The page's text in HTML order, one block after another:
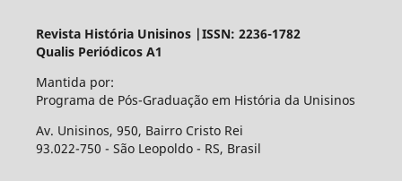
Revista História Unisinos |ISSN: 2236-1782
Qualis Periódicos A1
Mantida por:
Programa de Pós-Graduação em História da Unisinos
Av. Unisinos, 950, Bairro Cristo Rei
93.022-750 - São Leopoldo - RS, Brasil